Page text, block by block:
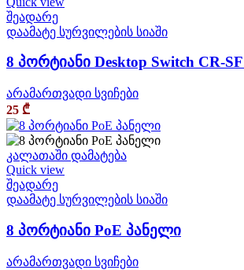
შეადარე
დაამატე სურვილების სიაში
8 პორტიანი Desktop Switch CR-
არამართვადი სვიჩები
25 ₾
კალათაში დამატება
Quick view
შეადარე
დაამატე სურვილების სიაში
8 პორტიანი PoE პანელი
არამართვადი სვიჩები